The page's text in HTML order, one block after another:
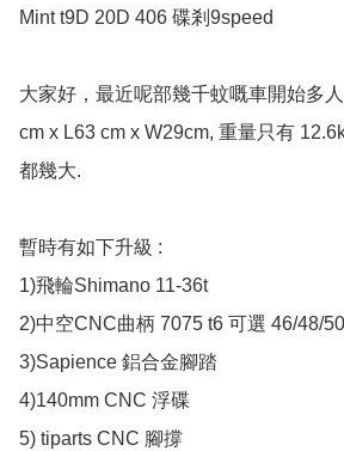
Mint t9D 20D 406 碟剎9speed
大家好，最近呢部幾千蚊嘅車開始多
cm x L63 cm x W29cm, 重量只有
都幾大.
暫時有如下升級 :
1)飛輪Shimano 11-36t
2)中空CNC曲柄 7075 t6 可選 46/48/
3)Sapience 鋁合金腳踏
4)140mm CNC 浮碟
5) tiparts CNC 腳撐